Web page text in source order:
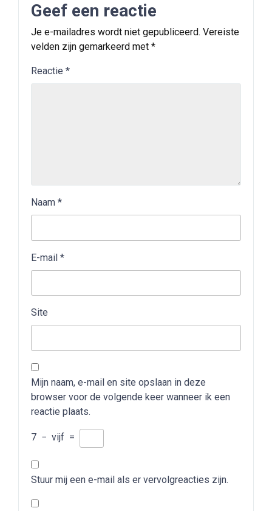
Geef een reactie
Je e-mailadres wordt niet gepubliceerd. Vereiste
velden zijn gemarkeerd met *
Reactie *
Naam *
E-mail *
Site
Mijn naam, e-mail en site opslaan in deze
browser voor de volgende keer wanneer ik een
reactie plaats.
7 − vijf =
Stuur mij een e-mail als er vervolgreacties zijn.